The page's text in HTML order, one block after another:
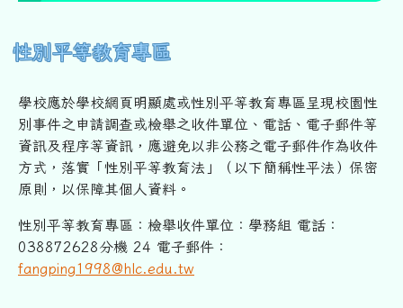
性別平等教育專區
學校應於學校網頁明顯處或性別平等教育專區呈現校園性
別事件之申請調查或檢舉之收件單位、電話、電子郵件等
資訊及程序等資訊， 應避免以非公務之電子郵件作為收件
方式，落實「性別平等教育法」
（以下簡稱性平法）保密
原則，以保障其個人資料。
性別平等教育專區：檢舉收件單位：學務組 電話：
038872628分機 24 電子郵件：
fangping1998@hlc.edu.tw